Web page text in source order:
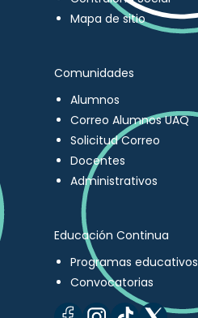
Mapa de sitio
Comunidades
Alumnos
Correo Alumnos UAQ
Solicitud Correo
Docentes
Administrativos
Educación Continua
Programas educativos
Convocatorias